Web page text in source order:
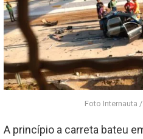
Foto Internauta
A princípio a carreta bateu